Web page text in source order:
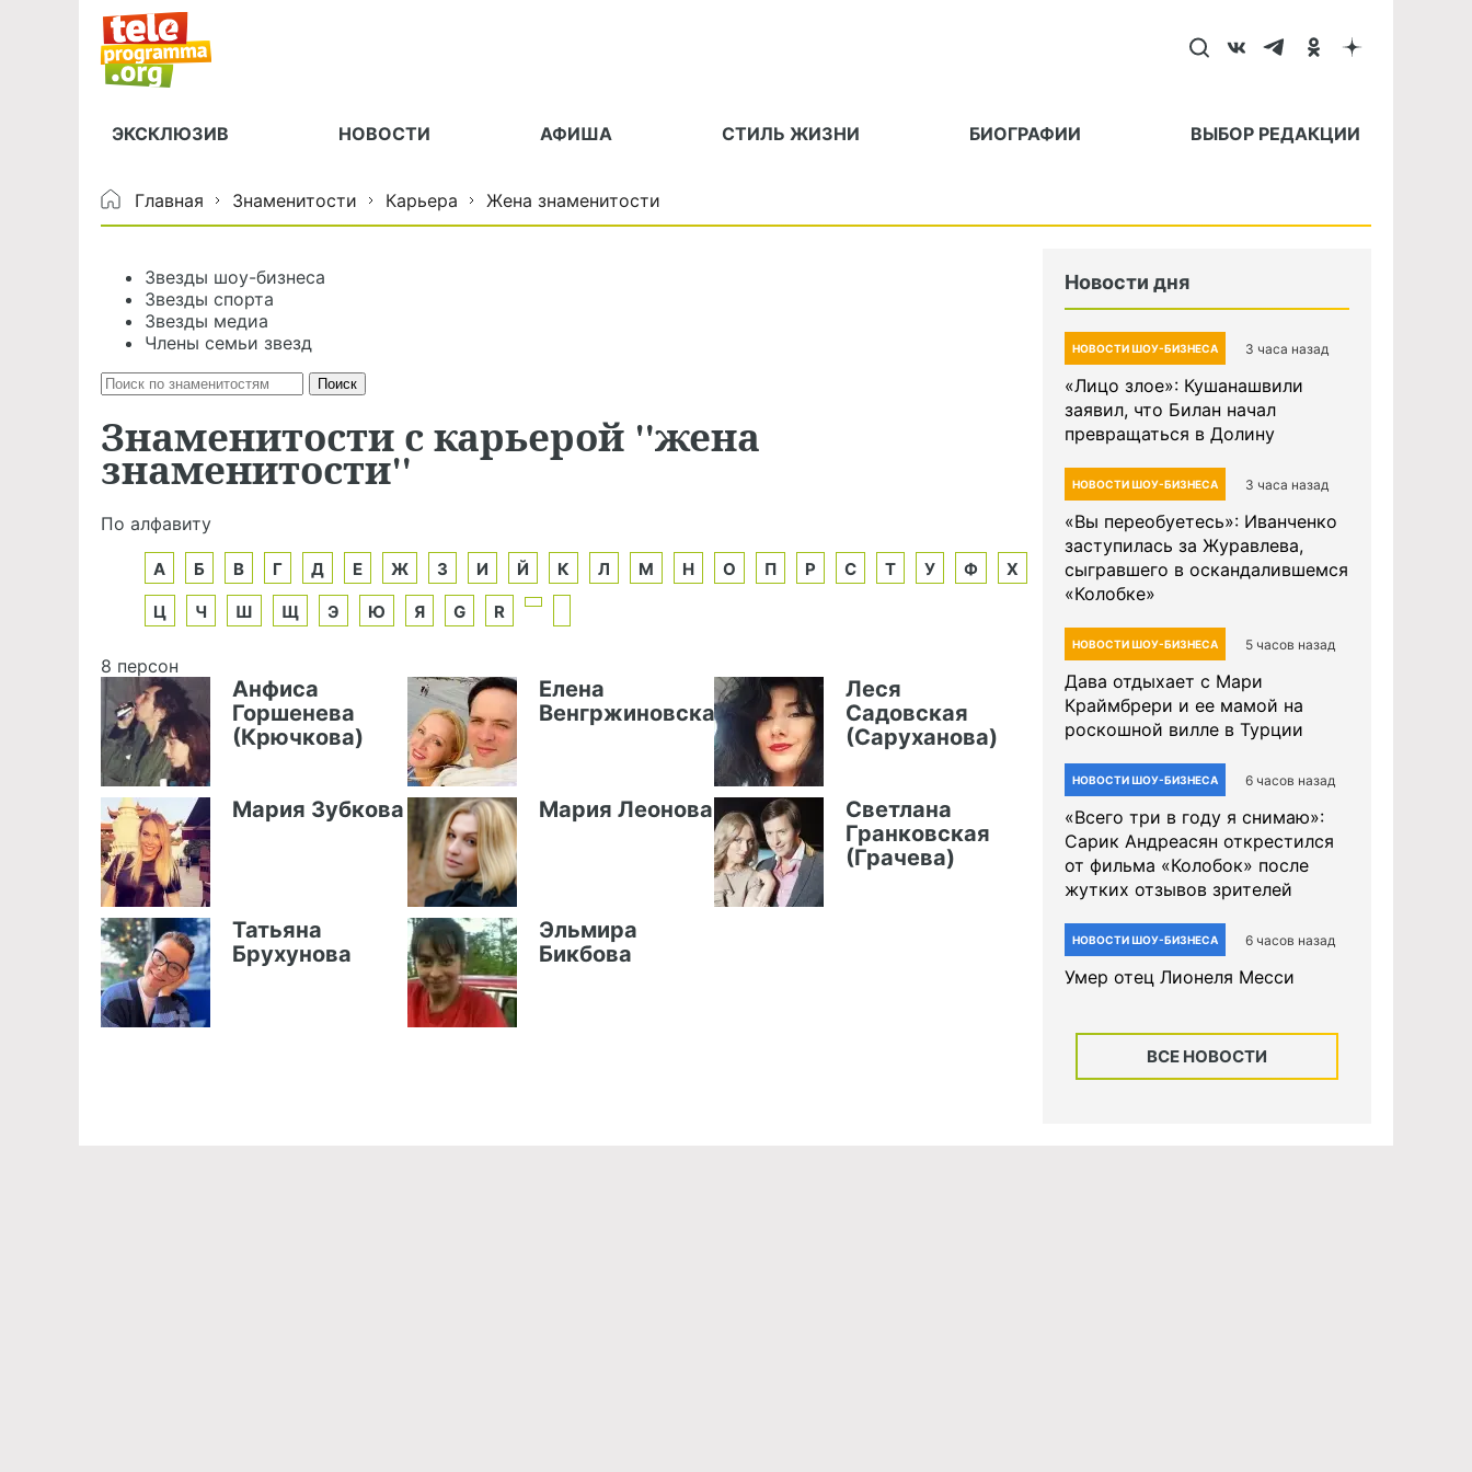
ЭКСКЛЮЗИВ НОВОСТИ АФИША СТИЛЬ ЖИЗНИ БИОГРАФИИ ВЫБОР РЕДАКЦИИ
Главная Знаменитости Карьера Жена знаменитости
Звезды шоу-бизнеса
Звезды спорта
Звезды медиа
Члены семьи звезд
Знаменитости с карьерой "жена
знаменитости"
По алфавиту
А Б В Г Д Е Ж З И Й К Л М Н О П Р С Т У Ф Х
Ц Ч Ш Щ Э Ю Я G R
8 персон
Анфиса
Горшенева
(Крючкова)
Елена
Венгржиновская
Леся
Садовская
(Саруханова)
Мария Зубкова Мария Леонова
Светлана
Гранковская
(Грачева)
Татьяна
Брухунова
Эльмира
Бикбова
Новости дня
НОВОСТИ ШОУ-БИЗНЕСА 3 часа назад
«Лицо злое»: Кушанашвили
заявил, что Билан начал
превращаться в Долину
НОВОСТИ ШОУ-БИЗНЕСА 3 часа назад
«Вы переобуетесь»: Иванченко
заступилась за Журавлева,
сыгравшего в оскандалившемся
«Колобке»
НОВОСТИ ШОУ-БИЗНЕСА 5 часов назад
Дава отдыхает с Мари
Краймбрери и ее мамой на
роскошной вилле в Турции
НОВОСТИ ШОУ-БИЗНЕСА 6 часов назад
«Всего три в году я снимаю»:
Сарик Андреасян открестился
от фильма «Колобок» после
жутких отзывов зрителей
НОВОСТИ ШОУ-БИЗНЕСА 6 часов назад
Умер отец Лионеля Месси
ВСЕ НОВОСТИ